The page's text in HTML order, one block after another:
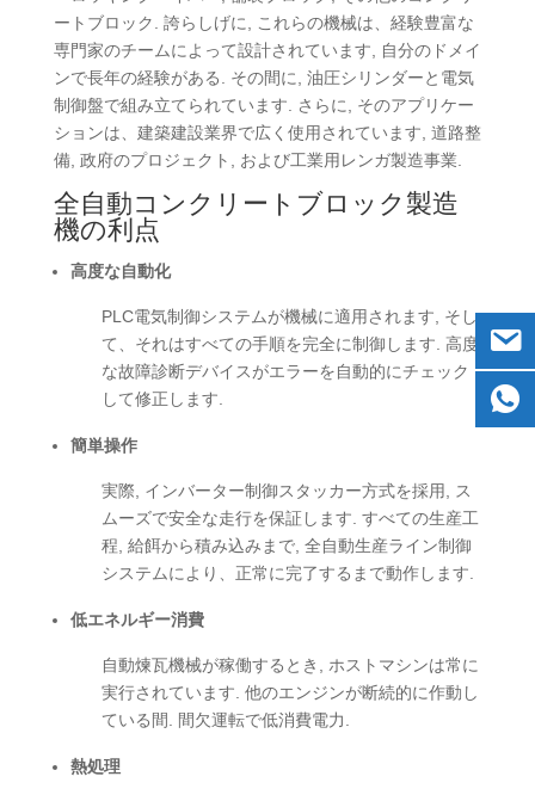
ートブロック. 誇らしげに, これらの機械は、経験豊富な
専門家のチームによって設計されています, 自分のドメイ
ンで長年の経験がある. その間に, 油圧シリンダーと電気
制御盤で組み立てられています. さらに, そのアプリケー
ションは、建築建設業界で広く使用されています, 道路整
備, 政府のプロジェクト, および工業用レンガ製造事業.
全自動コンクリートブロック製造
機の利点
高度な自動化
PLC電気制御システムが機械に適用されます, そし
て、それはすべての手順を完全に制御します. 高度
な故障診断デバイスがエラーを自動的にチェック
して修正します.
簡単操作
実際, インバーター制御スタッカー方式を採用, ス
ムーズで安全な走行を保証します. すべての生産工
程, 給餌から積み込みまで, 全自動生産ライン制御
システムにより、正常に完了するまで動作します.
低エネルギー消費
自動煉瓦機械が稼働するとき, ホストマシンは常に
実行されています. 他のエンジンが断続的に作動し
ている間. 間欠運転で低消費電力.
熱処理